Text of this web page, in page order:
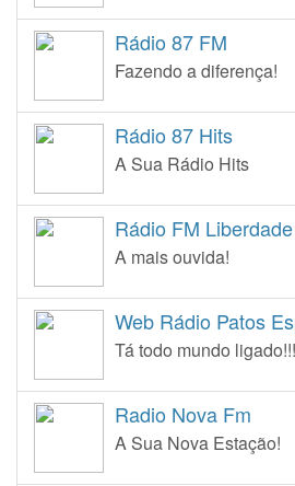
Rádio 87 FM
Fazendo a diferença!
Rádio 87 Hits
A Sua Rádio Hits
Rádio FM
A mais ouvida!
Web Rádio Patos
Tá todo mundo ligado!!!
Radio Nova Fm
A Sua Nova Estação!